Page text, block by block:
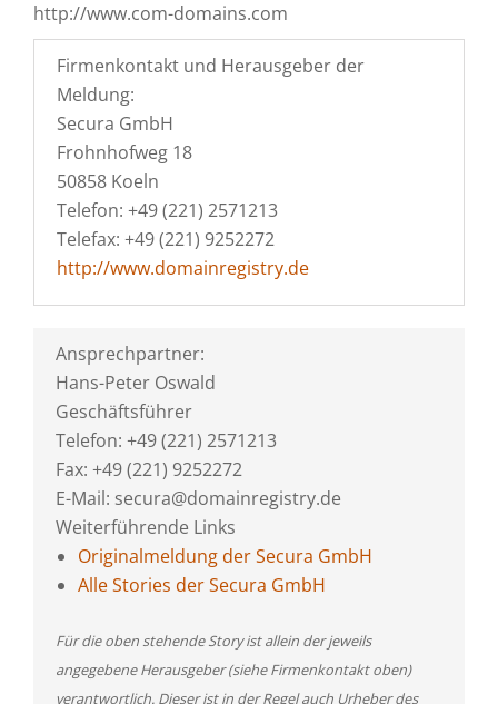
http://www.com-domains.com
Firmenkontakt und Herausgeber der
Meldung:
Secura GmbH
Frohnhofweg 18
50858 Koeln
Telefon: +49 (221) 2571213
Telefax: +49 (221) 9252272
http://www.domainregistry.de
Ansprechpartner:
Hans-Peter Oswald
Geschäftsführer
Telefon: +49 (221) 2571213
Fax: +49 (221) 9252272
E-Mail: secura@domainregistry.de
Weiterführende Links
Originalmeldung der Secura GmbH
Alle Stories der Secura GmbH
Für die oben stehende Story ist allein der jeweils
angegebene Herausgeber (siehe Firmenkontakt oben)
verantwortlich. Dieser ist in der Regel auch Urheber des